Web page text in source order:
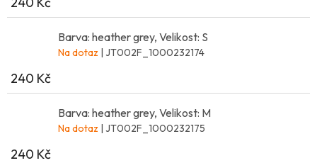
Barva: heather grey, Velikost: S
Na dotaz | JT002F_1000232174
240 Kč
Barva: heather grey, Velikost: M
Na dotaz | JT002F_1000232175
240 Kč